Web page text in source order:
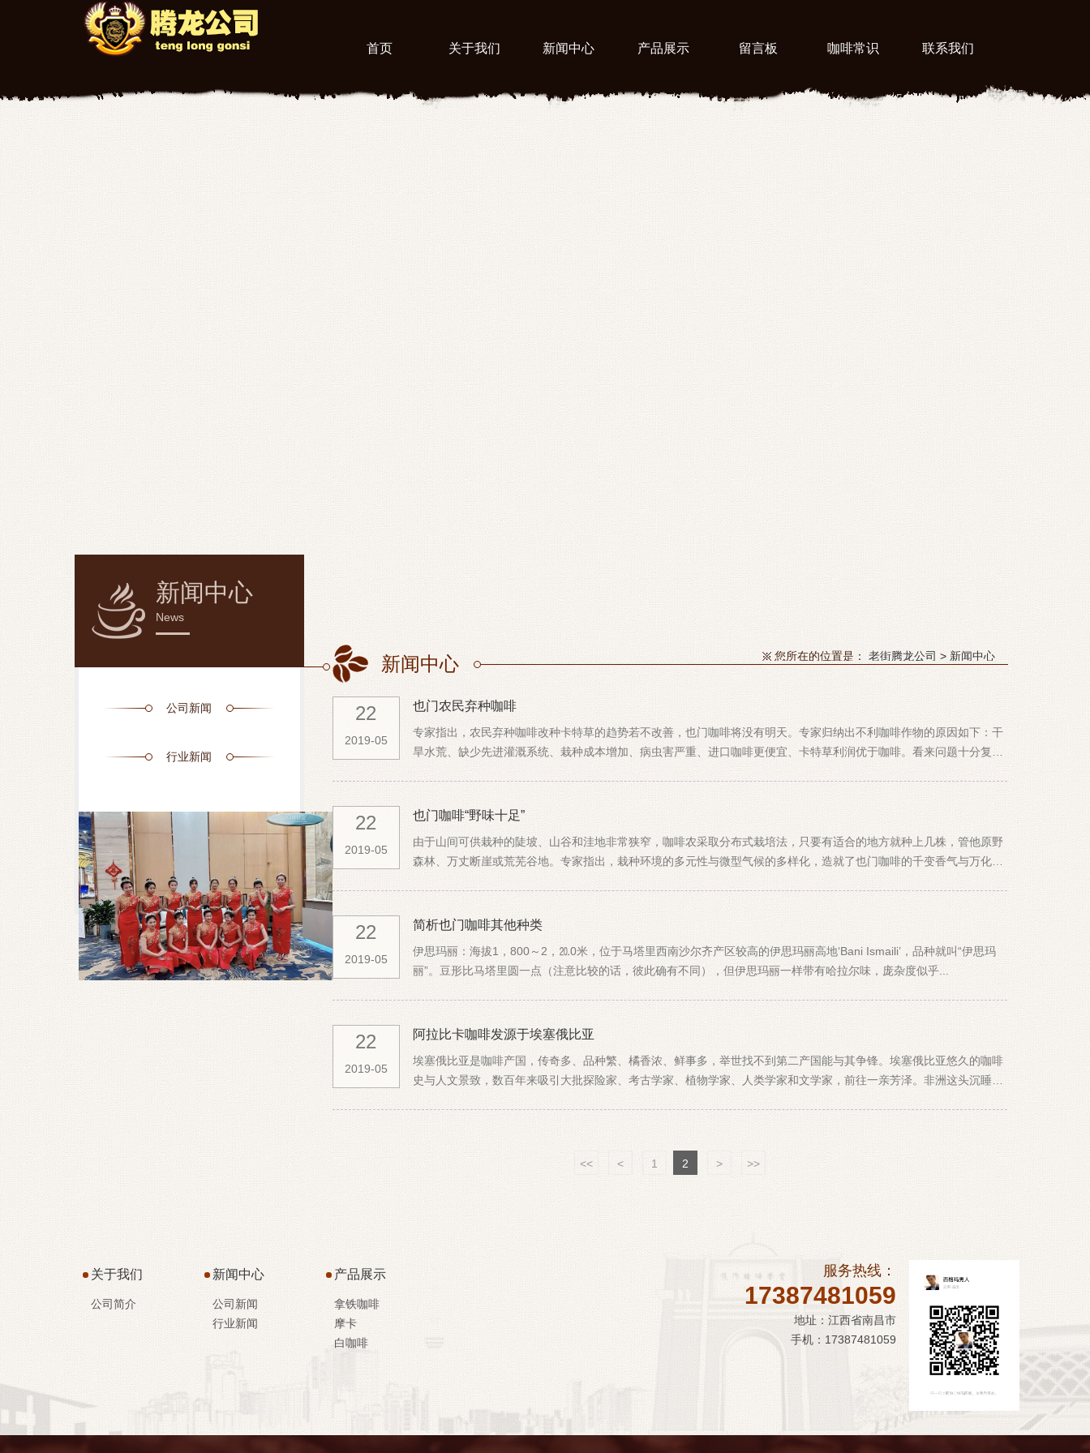
首页 关于我们 新闻中心 产品展示 留言板 咖啡常识 联系我们
新闻中心
News
公司新闻
行业新闻
您所在的位置是： 老街腾龙公司 > 新闻中心
新闻中心
22
2019-05
也门农民弃种咖啡
专家指出，农民弃种咖啡改种卡特草的趋势若不改善，也门咖啡将没有明天。专家归纳出不利咖啡作物的原因如下：干
旱水荒、缺少先进灌溉系统、栽种成本增加、病虫害严重、进口咖啡更便宜、卡特草利润优于咖啡。看来问题十分复
22
2019-05
也门咖啡“野味十足”
由于山间可供栽种的陡坡、山谷和洼地非常狭窄，咖啡农采取分布式栽培法，只要有适合的地方就种上几株，管他原野
森林、万丈断崖或荒芜谷地。专家指出，栽种环境的多元性与微型气候的多样化，造就了也门咖啡的千变香气与万化果
22
2019-05
简析也门咖啡其他种类
伊思玛丽：海拔1，800～2，⒛0米，位于马塔里西南沙尔齐产区较高的伊思玛丽高地‘Bani Ismaili’，品种就叫“伊思玛
丽”。豆形比马塔里圆一点（注意比较的话，彼此确有不同），但伊思玛丽一样带有哈拉尔味，庞杂度似乎...
22
2019-05
阿拉比卡咖啡发源于埃塞俄比亚
埃塞俄比亚是咖啡产国，传奇多、品种繁、橘香浓、鲜事多，举世找不到第二产国能与其争锋。埃塞俄比亚悠久的咖啡
史与人文景致，数百年来吸引大批探险家、考古学家、植物学家、人类学家和文学家，前往一亲芳泽。非洲这头沉睡巨
<< < 1 2 > >>
关于我们
公司简介
新闻中心
公司新闻
行业新闻
产品展示
拿铁咖啡
摩卡
白咖啡
服务热线：
17387481059
地址：江西省南昌市
手机：17387481059